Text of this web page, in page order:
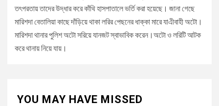
তৎপরতায় তাদের উদ্ধার করে কাঁথি হাসপাতালে ভর্তি করা হয়েছে। জানা গেছে
মারিশদা বেতালিয়া কাছে দাঁড়িয়ে থাকা লরির পেছনের ধাক্কা মারে যাএীবাহী অটো।
মারিশদা থানার পুলিশ অটো সরিয়ে যানজট স্বাভাবিক করেন।অটো ও লরিটি আটক
করে থানায় নিয়ে যায়।
YOU MAY HAVE MISSED